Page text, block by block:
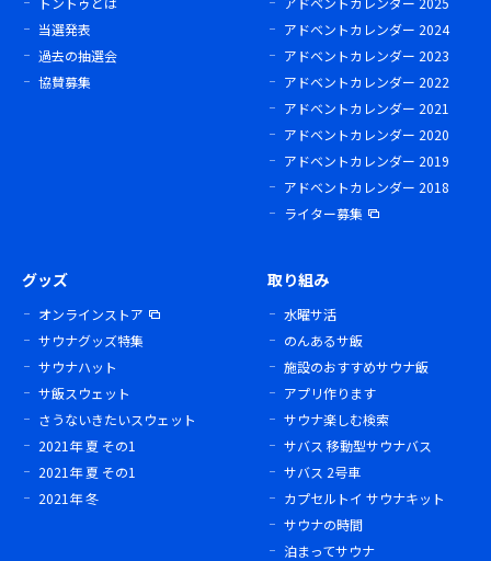
当選発表
過去の抽選会
協賛募集
アドベントカレンダー 2024
アドベントカレンダー 2023
アドベントカレンダー 2022
アドベントカレンダー 2021
アドベントカレンダー 2020
アドベントカレンダー 2019
アドベントカレンダー 2018
ライター募集
グッズ
オンラインストア
サウナグッズ特集
サウナハット
サ飯スウェット
さうないきたいスウェット
2021年 夏 その1
2021年 夏 その1
2021年 冬
取り組み
水曜サ活
のんあるサ飯
施設のおすすめサウナ飯
アプリ作ります
サウナ楽しむ検索
サバス 移動型サウナバス
サバス 2号車
カプセルトイ サウナキット
サウナの時間
泊まってサウナ